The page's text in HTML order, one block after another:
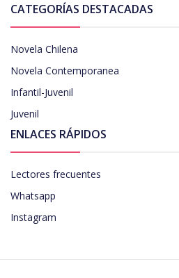
CATEGORÍAS DESTACADAS
Novela Chilena
Novela Contemporanea
Infantil-Juvenil
Juvenil
ENLACES RÁPIDOS
Lectores frecuentes
Whatsapp
Instagram